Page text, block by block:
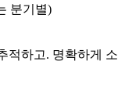
분기별)
적하고. 명확하게 소